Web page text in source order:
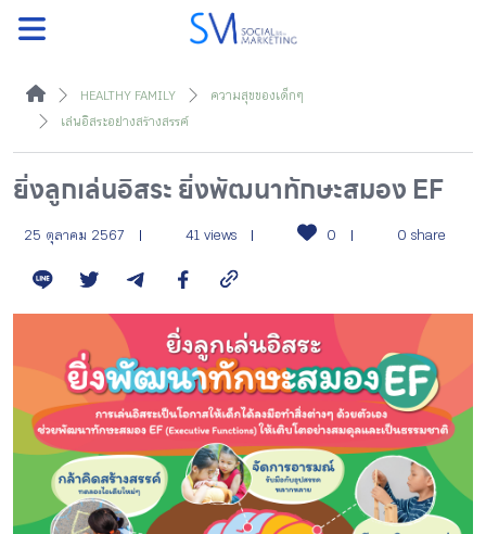
ค้นหา
หน้าแรกแคมเปญ
บทความแนะนำ
บทความแคมเปญ
สื่อของแคมเปญ
กิจกรรม
HEALTHY FAMILY
ความสุขของเด็ก ๆ
เล่นอิสระอย่างสร้างสรรค์
ยิ่งลูกเล่นอิสระ ยิ่งพัฒนาทักษะสมอง EF
25 ตุลาคม 2567 41 views 0 0 share